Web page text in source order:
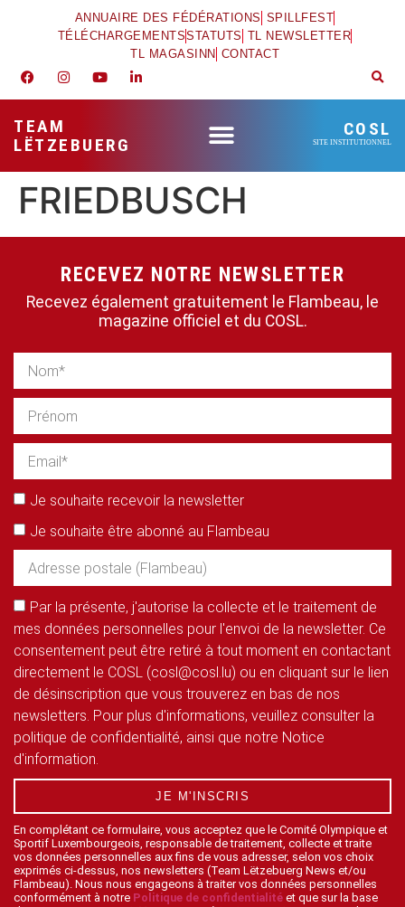
ANNUAIRE DES FÉDÉRATIONS SPILLFEST
TÉLÉCHARGEMENTSSTATUTS TL NEWSLETTER
TL MAGASINN CONTACT
TEAM
LËTZEBUERG
COSL
SITE INSTITUTIONNEL
FRIEDBUSCH
RECEVEZ NOTRE NEWSLETTER
Recevez également gratuitement le Flambeau, le
magazine officiel et du COSL.
Je souhaite recevoir la newsletter
Je souhaite être abonné au Flambeau
Par la présente, j'autorise la collecte et le traitement de
mes données personnelles pour l'envoi de la newsletter. Ce
consentement peut être retiré à tout moment en contactant
directement le COSL (cosl@cosl.lu) ou en cliquant sur le lien
de désinscription que vous trouverez en bas de nos
newsletters. Pour plus d'informations, veuillez consulter la
politique de confidentialité, ainsi que notre Notice
d'information.
JE M'INSCRIS
En complétant ce formulaire, vous acceptez que le Comité Olympique et
Sportif Luxembourgeois, responsable de traitement, collecte et traite
vos données personnelles aux fins de vous adresser, selon vos choix
exprimés ci-dessus, nos newsletters (Team Lëtzebuerg News et/ou
Flambeau). Nous nous engageons à traiter vos données personnelles
conformément à notre Politique de confidentialité et que sur la base